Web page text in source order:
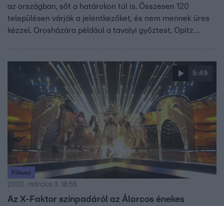
az országban, sőt a határokon túl is. Összesen 120
településen várják a jelentkezőket, és nem mennek üres
kézzel. Orosházára például a tavalyi győztest, Opitz
5:49
Fókusz
2020. március 3. 18:55
Az X-Faktor színpadáról az Álarcos énekes